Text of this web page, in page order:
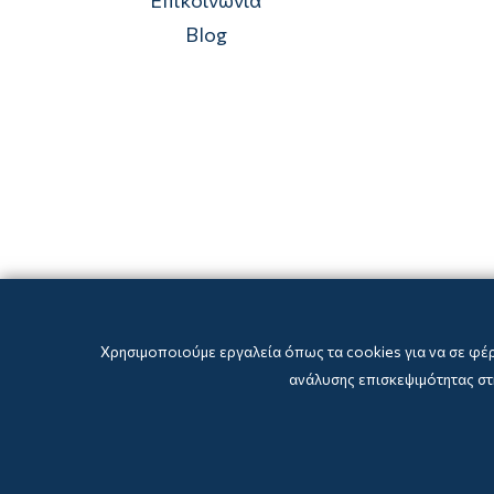
Blog
Χρησιμοποιούμε εργαλεία όπως τα cookies για να σε
ανάλυσης επισκεψιμότητας